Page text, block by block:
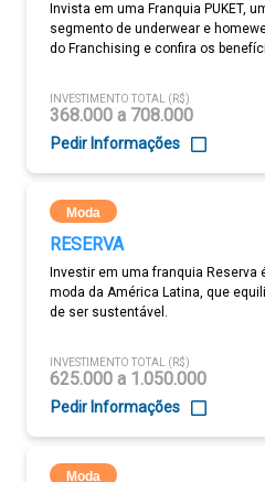
Invista em uma Franquia PUKET,
segmento de underwear e
do Franchising e confira os
INVESTIMENTO TOTAL (R$)
368.000 a 708.000
Pedir Informações
Moda
RESERVA
Investir em uma franquia
moda da América Latina, que
de ser sustentável.
INVESTIMENTO TOTAL (R$)
625.000 a 1.050.000
Pedir Informações
Moda